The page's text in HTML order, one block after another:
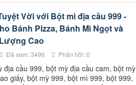
Vời với Bột mì địa cầu 999 -
Bánh Pizza, Bánh Mì Ngọt và
Cao
Đã xem: 3496 Phản hồi: 0
địa cầu 999, bột mỳ địa cầu cam, bột mỳ
giấy, bột mỳ 999, bột mì 999, bột 999,